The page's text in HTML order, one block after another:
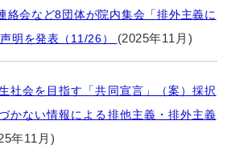
絡会など8団体が院内集会「排外主義に
明を発表（11/26） (2025年11月)
社会を目指す「共同宣言」（案）採択
かない情報による排他主義・排外主義
年11月)